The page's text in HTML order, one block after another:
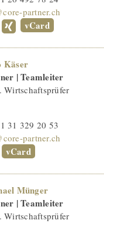
partner.ch
vCard
Käser
| Teamleiter
Wirtschaftsprüfer
31 329 20 53
partner.ch
vCard
Münger
| Teamleiter
Wirtschaftsprüfer